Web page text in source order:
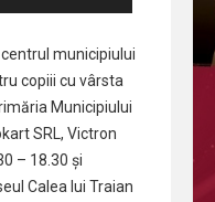
municipiului
copiii cu vârsta
Municipiului
SRL, Victron
– 18.30 şi
Calea lui Traian